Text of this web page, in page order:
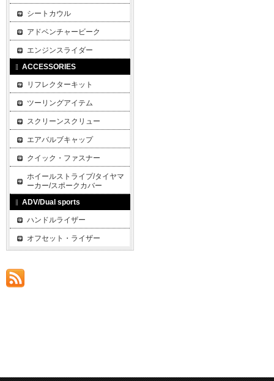
シートカウル
アドベンチャービーク
エンジンスライダー
ACCESSORIES
リフレクターキット
ツーリングアイテム
スクリーンスクリュー
エアバルブキャップ
クイック・ファスナー
ホイールストライプ/タイヤマ
ーカー/スポークカバー
ADV/Dual sports
ハンドルライザー
オフセット・ライザー